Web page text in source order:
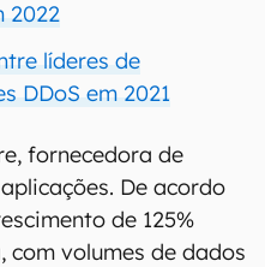
2022
líderes de
DDoS em 2021
fornecedora de
De acordo
de 125%
volumes de dados